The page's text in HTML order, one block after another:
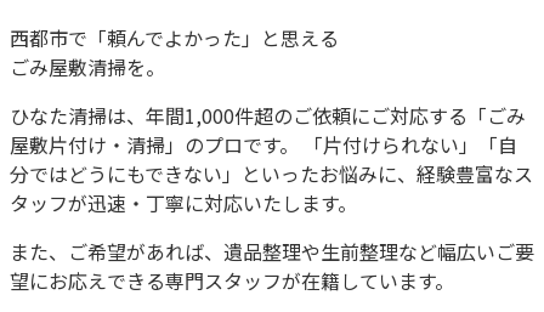
西都市で「頼んでよかった」と思える
ごみ屋敷清掃を。
ひなた清掃は、 年間1,000件超のご依頼にご対応する「ごみ
屋敷片付け・清掃」のプロです。 「片付けられない」「自
分ではどうにもできない」といったお悩みに、経験豊富なス
タッフが迅速・丁寧に対応いたします。
また、ご希望があれば、遺品整理や生前整理など幅広いご要
望にお応えできる専門スタッフが在籍しています。